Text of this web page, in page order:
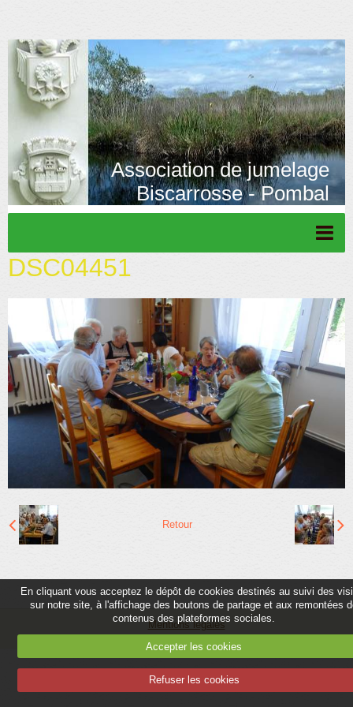
Association de jumelage
Biscarrosse - Pombal
Page d'accueil
Actu/News
Rétrospective
Partenaires
Association
Contact
DSC04451
Retour
Mentions légales
En cliquant vous acceptez le dépôt de cookies destinés au suivi des
sur notre site, à l'affichage des boutons de partage et aux remontées
contenus des plateformes sociales.
Accepter les cookies
Refuser les cookies